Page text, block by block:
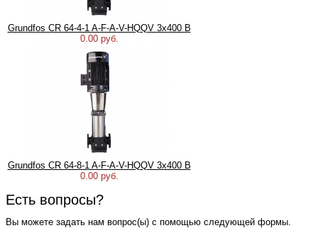
Grundfos CR 64-4-1 A-F-A-V-HQQV 3х400 В
0.00 руб.
Grundfos CR 64-8-1 A-F-A-V-HQQV 3х400 В
0.00 руб.
Есть вопросы?
Вы можете задать нам вопрос(ы) с помощью следующей формы.